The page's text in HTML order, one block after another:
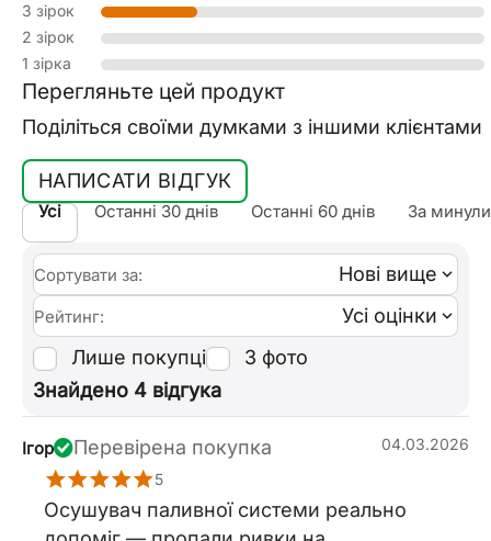
3 зірок
2 зірок
1 зірка
Перегляньте цей продукт
Поділіться своїми думками з іншими клієнтами
НАПИСАТИ ВІДГУК
Усі Останні 30 днів Останні 60 днів За
Сортувати за: Нові вище
Рейтинг:
Усі оцінки
Лише покупці
З фото
Знайдено 4 відгука
Ігор Перевірена покупка
04.03.2026
5
Осушувач паливної системи реально